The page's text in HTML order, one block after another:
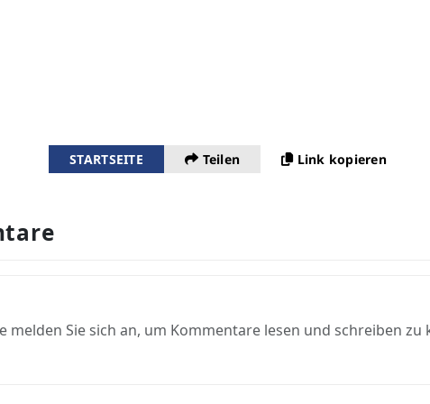
STARTSEITE Teilen Link kopieren
melden Sie sich an, um Kommentare lesen und schreiben zu